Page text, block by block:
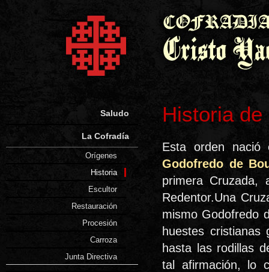
Historia
Esta orden
Godofredo de
primera Cruzada,
Redentor.Una
mismo Godofredo
huestes
hasta las rodillas
tal afirmación, lo
Saludo
La Cofradía
Orígenes
Historia
Escultor
Restauración
Procesión
Carroza
Junta Directiva